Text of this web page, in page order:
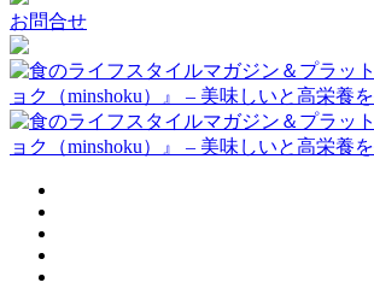
お問合せ